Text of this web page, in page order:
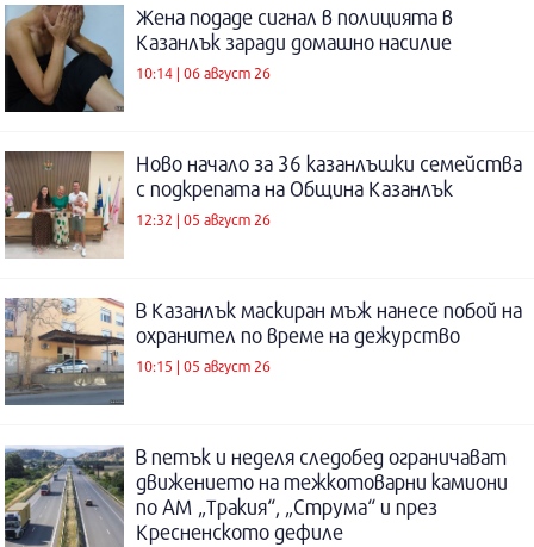
Жена подаде сигнал в полицията в
Казанлък заради домашно насилие
10:14 | 06 август 26
Ново начало за 36 казанлъшки семейства
с подкрепата на Община Казанлък
12:32 | 05 август 26
В Казанлък маскиран мъж нанесе побой на
охранител по време на дежурство
10:15 | 05 август 26
В петък и неделя следобед ограничават
движението на тежкотоварни камиони
по АМ „Тракия“, „Струма“ и през
Кресненското дефиле